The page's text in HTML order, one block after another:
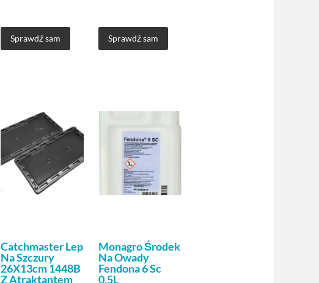
Sprawdź sam Sprawdź sam
Catchmaster Lep
Na Szczury
26X13cm 1448B
Z Atraktantem
Monagro Środek
Na Owady
Fendona 6 Sc
0,5L